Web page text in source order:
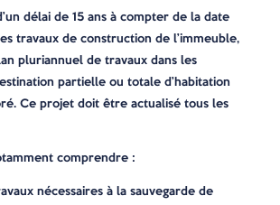
délai de 15 ans à compter de la date
travaux de construction de l’immeuble,
pluriannuel de travaux dans les
partielle ou totale d’habitation
Ce projet doit être actualisé tous les
comprendre :
nécessaires à la sauvegarde de